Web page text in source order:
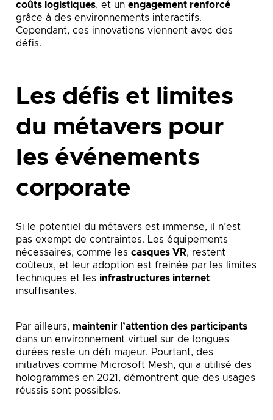
coûts logistiques, et unengagement renforcé
grâce à des environnements interactifs.
Cependant, ces innovations viennent avec des
défis.
Les défis et limites
du métavers pour
les événements
corporate
Si le potentiel du métavers est immense, il n’est
pas exempt de contraintes. Les équipements
nécessaires, comme lescasques VR, restent
coûteux, et leur adoption est freinée par les limites
techniques et les infrastructures internet
insuffisantes.
Par ailleurs, maintenir l’attention des participants
dans un environnement virtuel sur de longues
durées reste un défi majeur. Pourtant, des
initiatives comme Microsoft Mesh, qui a utilisé des
hologrammes en 2021, démontrent que des usages
réussis sont possibles.